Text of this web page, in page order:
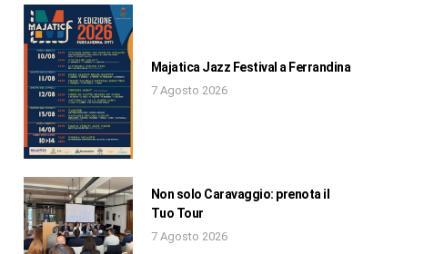
Majatica Jazz Festival a Ferrandina
7 Agosto 2026
Non solo Caravaggio: prenota il
Tuo Tour
7 Agosto 2026